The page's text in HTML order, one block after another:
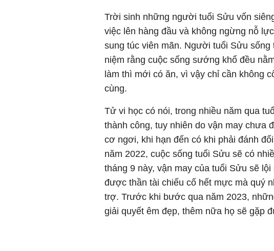
Trời sinh những người tuổi Sửu vốn
việc lên hàng đầu và không ngừng nỗ
sung túc viên mãn. Người tuổi Sửu
niệm rằng cuộc sống sướng khổ đều
làm thì mới có ăn, vì vậy chỉ cần không
cùng.
Tử vi học có nói, trong nhiều năm qua
thành công, tuy nhiên do vận may chưa
cơ ngơi, khi hạn đến có khi phải đánh
năm 2022, cuộc sống tuổi Sửu sẽ có
tháng 9 này, vận may của tuổi Sửu sẽ
được thần tài chiếu cố hết mực mà quý
trợ. Trước khi bước qua năm 2023,
giải quyết êm đẹp, thêm nữa họ sẽ gặp